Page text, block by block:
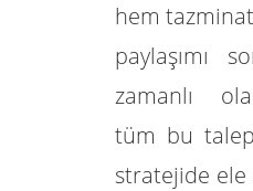
hem
paylaşımı
zamanlı
tüm bu
stratejide ele